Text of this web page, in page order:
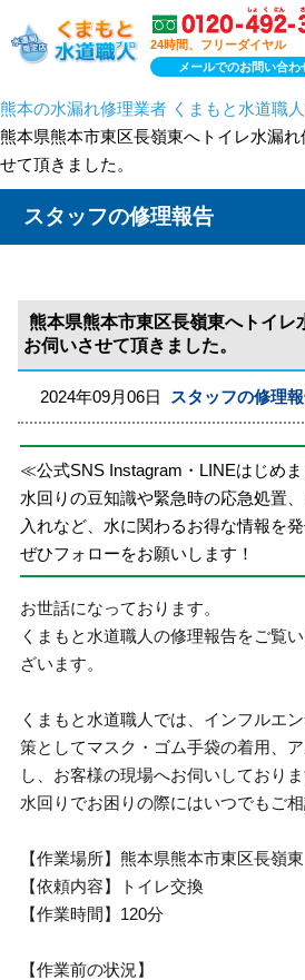
24時間、フリーダイヤル
メールでのお問い合わ
熊本の水漏れ修理業者 くまもと水道職人
熊本県熊本市東区長嶺東へトイレ水漏
せて頂きました。
スタッフの修理報告
熊本県熊本市東区長嶺東へトイレ
お伺いさせて頂きました。
2024年09月06日 スタッフの修理
≪公式SNS Instagram・LINEはじめ
水回りの豆知識や緊急時の応急処置
入れなど、水に関わるお得な情報を
ぜひフォローをお願いします！
お世話になっております。
くまもと水道職人の修理報告をご覧
ざいます。
くまもと水道職人では、インフルエ
策としてマスク・ゴム手袋の着用、
し、お客様の現場へお伺いしておりま
水回りでお困りの際にはいつでもご相
【作業場所】熊本県熊本市東区長嶺東
【依頼内容】トイレ交換
【作業時間】120分
【作業前の状況】